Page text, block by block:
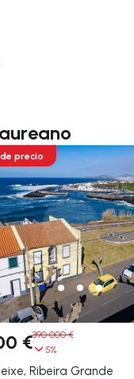
la izquierda
precio
€390 000 €
5%
Ribeira Grande